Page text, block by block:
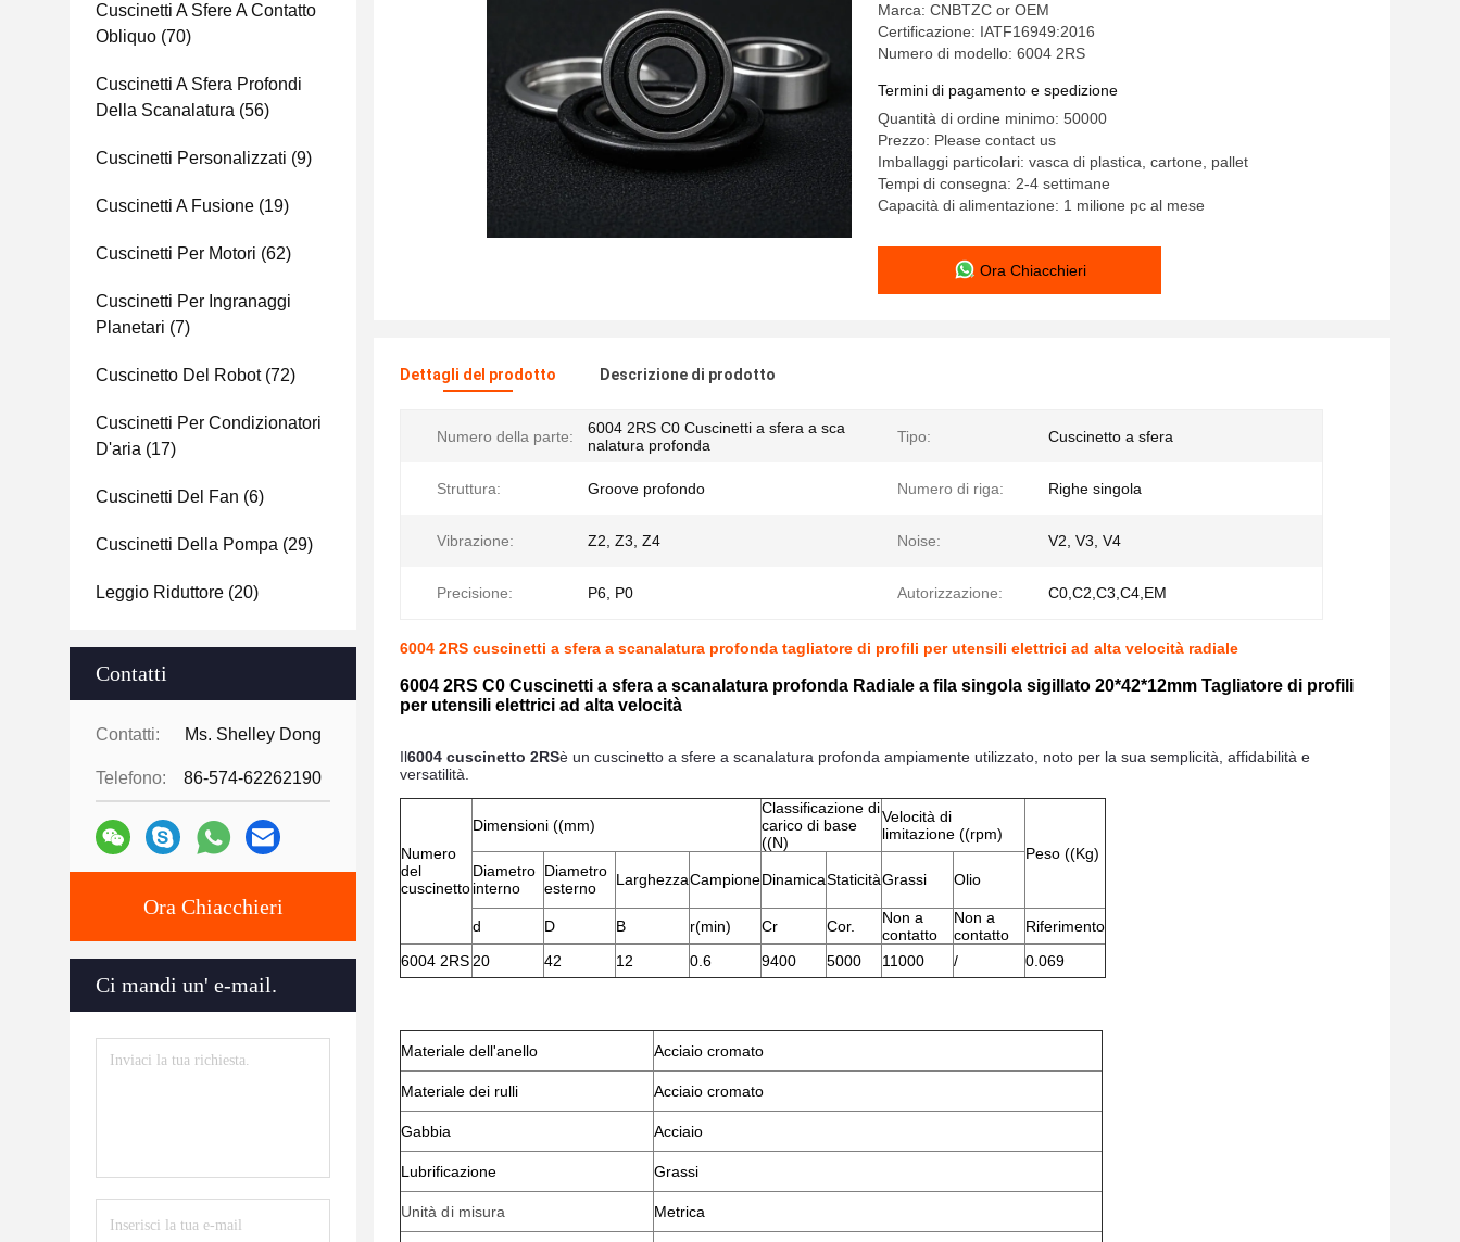
Cuscinetti A Sfere A Contatto
Obliquo (70)
Cuscinetti A Sfera Profondi
Della Scanalatura (56)
Cuscinetti Personalizzati (9)
Cuscinetti A Fusione (19)
Cuscinetti Per Motori (62)
Cuscinetti Per Ingranaggi
Planetari (7)
Cuscinetto Del Robot(72)
Cuscinetti Per Condizionatori
D'aria (17)
Cuscinetti Del Fan (6)
Cuscinetti Della Pompa (29)
Leggio Riduttore (20)
Contatti
Contatti: Ms. Shelley Dong
Telefono: 86-574-62262190
Ora Chiacchieri
Ci mandi un' e-mail.
Marca: CNBTZC or OEM
Certificazione: IATF16949:2016
Numero di modello: 6004 2RS
Termini di pagamento e spedizione
Quantità di ordine minimo: 50000
Prezzo: Please contact us
Imballaggi particolari: vasca di plastica, cartone, pallet
Tempi di consegna: 2-4 settimane
Capacità di alimentazione: 1 milione pc al mese
Ora Chiacchieri
Dettagli del prodotto Descrizione di prodotto
Numero della parte:
6004 2RS C0 Cuscinetti a sfera a sca
nalatura profonda
Tipo: Cuscinetto a sfera
Struttura: Groove profondo Numero di riga: Righe singola
Vibrazione: Z2, Z3, Z4 Noise: V2, V3, V4
Precisione: P6, P0 Autorizzazione: C0,C2,C3,C4,EM
6004 2RS cuscinetti a sfera a scanalatura profonda tagliatore di profili per utensili elettrici ad alta velocità radiale
6004 2RS C0 Cuscinetti a sfera a scanalatura profonda Radiale a fila singola sigillato 20*42*12mm Tagliatore di profili
per utensili elettrici ad alta velocità
Il6004 cuscinetto 2RSè un cuscinetto a sfere a scanalatura profonda ampiamente utilizzato, noto per la sua semplicità, affidabilità e
versatilità.
Numero
del
cuscinetto
Dimensioni ((mm)
Classificazione di
carico di base
((N)
Velocità di
limitazione ((rpm)
Peso ((Kg)
Diametro
interno
Diametro
esterno
LarghezzaCampioneDinamicaStaticitàGrassi Olio
d D B r(min) Cr Cor.
Non a
contatto
Non a
contatto
Riferimento
6004 2RS 20 42 12 0.6 9400 5000 11000 / 0.069
Materiale dell'anello Acciaio cromato
Materiale dei rulli Acciaio cromato
Gabbia Acciaio
Lubrificazione Grassi
Unità di misura Metrica